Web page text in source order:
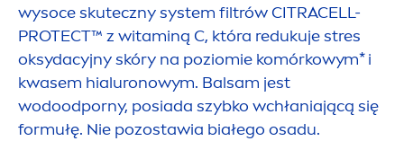
wysoce skuteczny system filtrów CITRACELL-
PROTECT™ z witaminą C, która redukuje stres
oksydacyjny skóry na poziomie komórkowym* i
kwasem hialuronowym. Balsam jest
wodoodporny, posiada szybko wchłaniającą się
formułę. Nie pozostawia białego osadu.